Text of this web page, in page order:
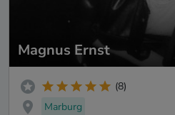
Magnus Ernst
(8)
Marburg